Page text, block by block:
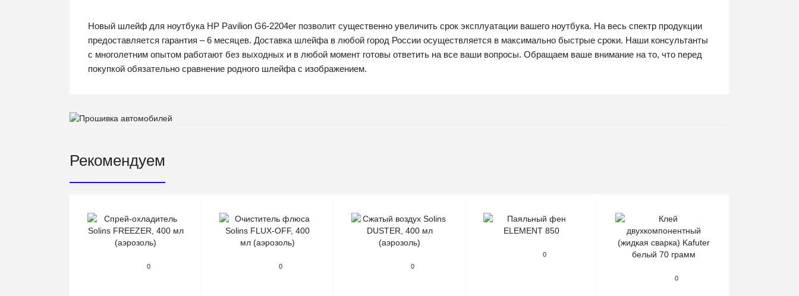
Новый шлейф для ноутбука HP Pavilion G6-2204er позволит существенно увеличить срок эксплуатации вашего ноутбука. На весь спектр продукции
предоставляется гарантия – 6 месяцев. Доставка шлейфа в любой город России осуществляется в максимально быстрые сроки. Наши консультанты
с многолетним опытом работают без выходных и в любой момент готовы ответить на все ваши вопросы. Обращаем ваше внимание на то, что перед
покупкой обязательно сравнение родного шлейфа с изображением.
Рекомендуем
0 0 0
0
0